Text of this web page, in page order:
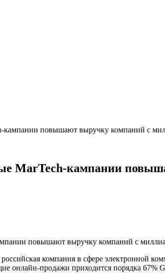
кампании повышают выручку компаний с
MarTech-кампании
компания в сфере электронной
онлайн-продажи приходится порядка